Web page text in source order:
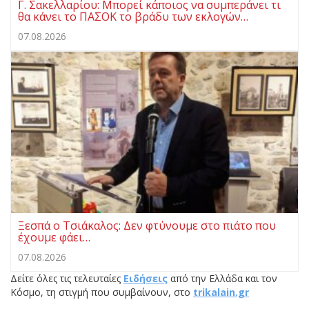
Γ. Σακελλαρίου: Μπορεί κάποιος να συμπεράνει τι
θα κάνει το ΠΑΣΟΚ το βράδυ των εκλογών…
07.08.2026
Ξεσπά ο Τσιάκαλος: Δεν φτύνουμε στο πιάτο που
έχουμε φάει…
07.08.2026
Δείτε όλες τις τελευταίες Ειδήσεις από την Ελλάδα και τον
Κόσμο, τη στιγμή που συμβαίνουν, στο trikalain.gr